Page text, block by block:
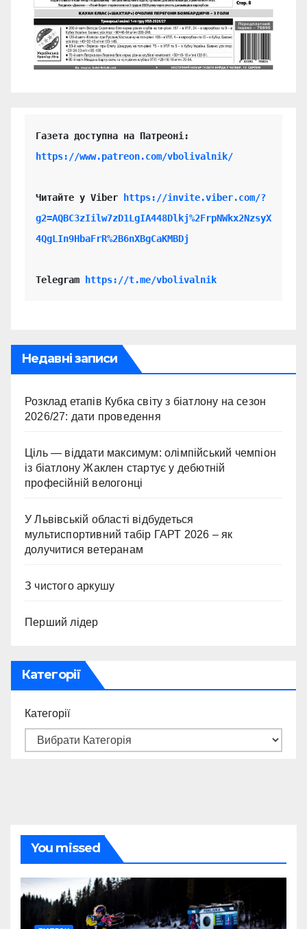
https://www.patreon.com/vbolivalnik/
Читайте у Viber
https://invite.viber.com/?
g2=AQBC3zIilw7zD1LgIA448Dlkj%2FrpNWkx2NzsyX
4QgLIn9HbaFrR%2B6nXBgCaKMBDj
Telegram https://t.me/vbolivalnik
Недавні записи
Розклад етапів Кубка світу з біатлону на сезон
2026/27: дати проведення
Ціль — віддати максимум: олімпійський чемпіон
із біатлону Жаклен стартує у дебютній
професійній велогонці
У Львівській області відбудеться
мультиспортивний табір ГАРТ 2026 – як
долучитися ветеранам
З чистого аркушу
Перший лідер
Категорії
Категорії
You missed